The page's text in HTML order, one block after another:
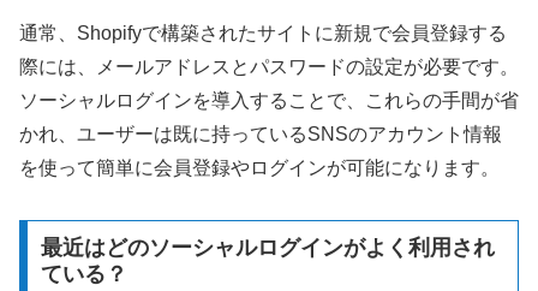
通常、Shopifyで構築されたサイトに新規で会員登録する
際には、メールアドレスとパスワードの設定が必要です。
ソーシャルログインを導入することで、これらの手間が省
かれ、ユーザーは既に持っているSNSのアカウント情報
を使って簡単に会員登録やログインが可能になります。
最近はどのソーシャルログインがよく利用され
ている？